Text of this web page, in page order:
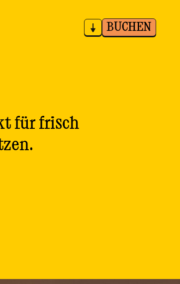
BUCHEN
für frisch